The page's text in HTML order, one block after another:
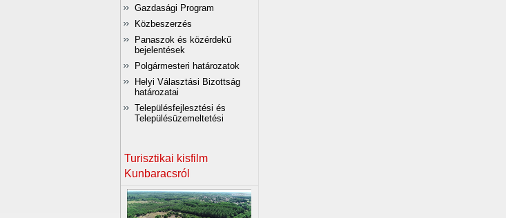
Gazdasági Program
Közbeszerzés
Panaszok és közérdekű
bejelentések
Polgármesteri határozatok
Helyi Választási Bizottság
határozatai
Településfejlesztési és
Településüzemeltetési
Turisztikai kisfilm
Kunbaracsról